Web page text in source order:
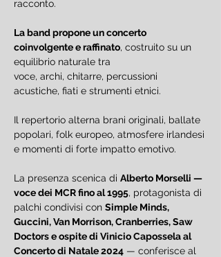
racconto.
La band propone un concerto
coinvolgente e raffinato, costruito su un
equilibrio naturale tra
voce, archi, chitarre, percussioni
acustiche, fiati e strumenti etnici.
Il repertorio alterna brani originali, ballate
popolari, folk europeo, atmosfere irlandesi
e momenti di forte impatto emotivo.
La presenza scenica di Alberto Morselli —
voce dei MCR fino al 1995, protagonista di
palchi condivisi con Simple Minds,
Guccini, Van Morrison, Cranberries, Saw
Doctors e ospite di Vinicio Capossela al
Concerto di Natale 2024 — conferisce al